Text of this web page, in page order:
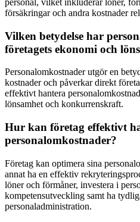
personal, vilket inkluderar löner,
försäkringar och andra kostnader
Vilken betydelse har
företagets ekonomi och
Personalomkostnader utgör en
kostnader och påverkar direkt
effektivt hantera
lönsamhet och konkurrenskraft.
Hur kan företag effektivt
personalomkostnader?
Företag kan optimera sina
annat ha en effektiv
löner och förmåner, investera i
kompetensutveckling samt ha
personaladministration.